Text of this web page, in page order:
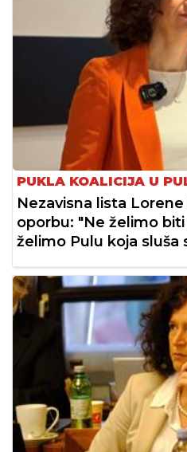
PUKLA KOALICIJA U
Nezavisna lista
oporbu: "Ne želimo
želimo Pulu koja sluša